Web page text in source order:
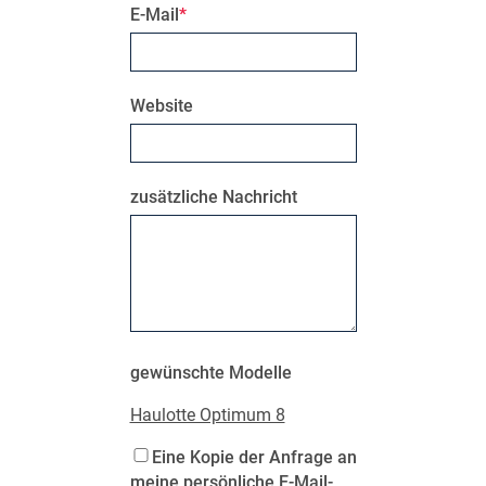
E-Mail
Website
zusätzliche Nachricht
gewünschte Modelle
Haulotte Optimum 8
Eine Kopie der Anfrage an